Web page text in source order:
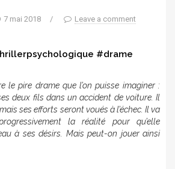
7 mai 2018 / Leave a comment
#drame
le pire drame que l’on puisse imaginer :
deux fils dans un accident de voiture. Il
ses efforts seront voués à l’échec. Il va
la réalité pour qu’elle
à ses désirs. Mais peut-on jouer ainsi